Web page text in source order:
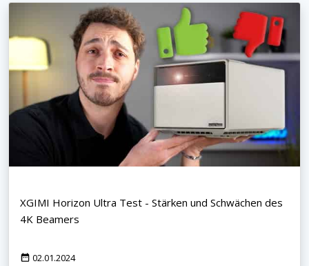
XGIMI Horizon Ultra Test - Stärken und Schwächen des
4K Beamers
02.01.2024